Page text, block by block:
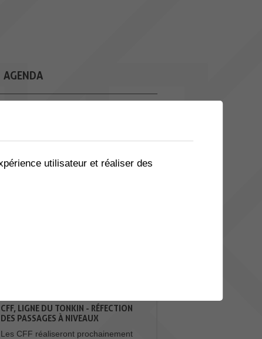
AGENDA
souhaitent...
CFF, LIGNE DU TONKIN - RÉFECTION
DES PASSAGES À NIVEAUX
Les CFF réaliseront prochainement
utilisateur et réaliser des